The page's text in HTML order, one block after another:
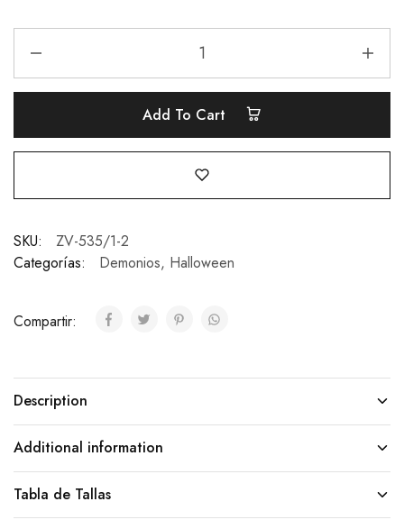
Add To Cart
SKU:
ZV-535/1-2
Categorías:
Demonios, Halloween
Compartir:
Description
Additional information
Tabla de Tallas